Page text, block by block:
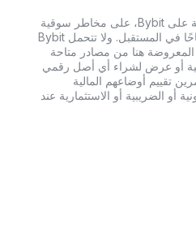
تنطوي الاستثمارات في العملات الرقمية، بما في ذلك شراء وغيرها من الأصول الرقمية على Bybit، على مخاطر سوقية
كبيرة. وإذا لم يكن الأصل الرقمي الذي تبحث عنه متاحًا حاليًا على Bybit، فقد يصبح متاحًا في المستقبل. ولا تتحمل Bybit
المعروضة هنا من مصادر متاحة
أو عرض لشراء أي أصل رقمي
تقييم أوضاعهم المالية
أو الضريبية أو الاستثمارية عند